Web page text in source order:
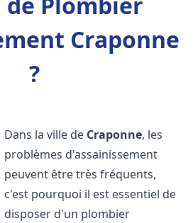
Craponne
?
Dans la ville de Craponne, les
problèmes d'assainissement
peuvent être très fréquents,
c'est pourquoi il est essentiel de
disposer d'un plombier